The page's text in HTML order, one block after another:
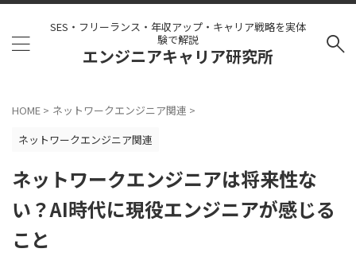
SES・フリーランス・年収アップ・キャリア戦略を実体
験で解説
エンジニアキャリア研究所
HOME > ネットワークエンジニア関連 >
ネットワークエンジニア関連
ネットワークエンジニアは将来性な
い？AI時代に現役エンジニアが感じる
こと